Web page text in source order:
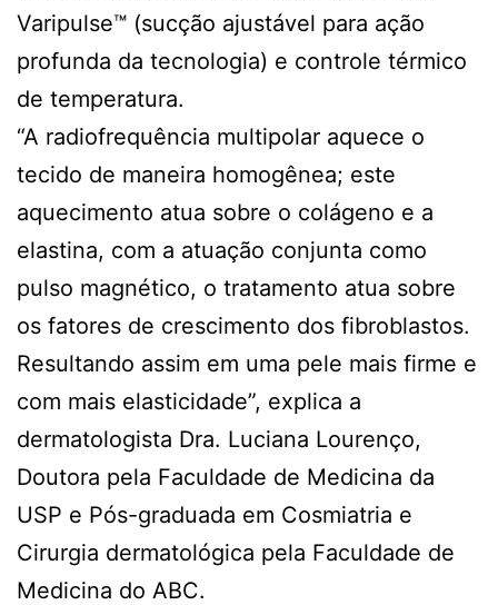
Varipulse™ (sucção ajustável para ação
profunda da tecnologia) e controle térmico
de temperatura.
“A radiofrequência multipolar aquece o
tecido de maneira homogênea; este
aquecimento atua sobre o colágeno e a
elastina, com a atuação conjunta como
pulso magnético, o tratamento atua sobre
os fatores de crescimento dos fibroblastos.
Resultando assim em uma pele mais firme e
com mais elasticidade”, explica a
dermatologista Dra. Luciana Lourenço,
Doutora pela Faculdade de Medicina da
USP e Pós-graduada em Cosmiatria e
Cirurgia dermatológica pela Faculdade de
Medicina do ABC.